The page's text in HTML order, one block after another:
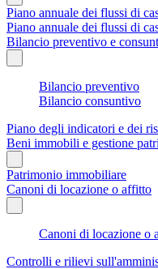
Piano annuale dei flussi di
Piano annuale dei flussi di
Bilancio preventivo e
Bilancio preventivo
Bilancio consuntivo
Piano degli indicatori e dei
Beni immobili e gestione
Patrimonio immobiliare
Canoni di locazione o affitto
Canoni di locazione o
Controlli e rilievi